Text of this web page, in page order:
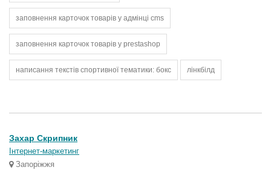
заповнення карточок товарів у адмінці cms
заповнення карточок товарів у prestashop
написання текстів спортивної тематики: бокс лінкбілд
Захар Скрипник
Інтернет-маркетинг
Запоріжжя